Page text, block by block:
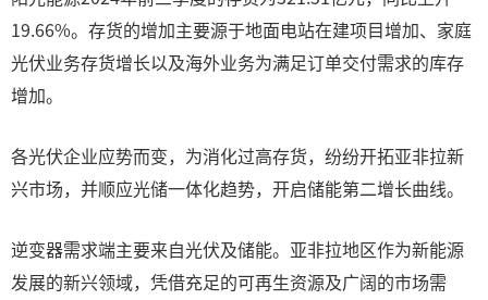
19.66%。存货的增加主要源于地面电站在建项目增加、家庭
光伏业务存货增长以及海外业务为满足订单交付需求的库存
增加。
各光伏企业应势而变，为消化过高存货，纷纷开拓亚非拉新
兴市场，并顺应光储一体化趋势，开启储能第二增长曲线。
逆变器需求端主要来自光伏及储能。亚非拉地区作为新能源
发展的新兴领域，凭借充足的可再生资源及广阔的市场需